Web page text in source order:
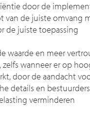
door de
van de juiste omvang
de juiste toepassing
waarde en meer
zelfs wanneer er op
door de aandacht
details en
verminderen